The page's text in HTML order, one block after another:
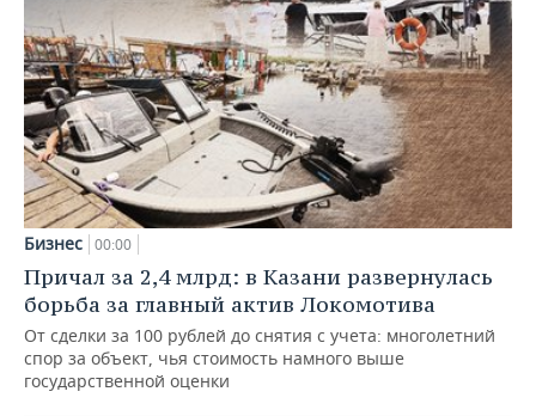
Бизнес 00:00
Причал за 2,4 млрд: в Казани развернулась
борьба за главный актив Локомотива
От сделки за 100 рублей до снятия с учета: многолетний
спор за объект, чья стоимость намного выше
государственной оценки